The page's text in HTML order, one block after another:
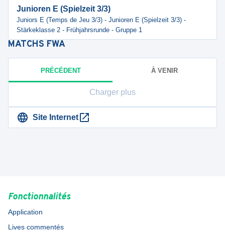
Junioren E (Spielzeit 3/3)
Juniors E (Temps de Jeu 3/3) - Junioren E (Spielzeit 3/3) -
Stärkeklasse 2 - Frühjahrsrunde - Gruppe 1
MATCHS FWA
PRÉCÉDENT À VENIR
Charger plus
Site Internet
Fonctionnalités
Application
Lives commentés